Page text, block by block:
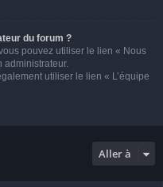
du forum ?
pouvez utiliser le lien « Nous
administrateur.
utiliser le lien « L’équipe
Aller à